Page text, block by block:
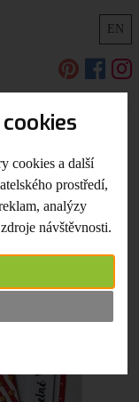
cookies a další
prostředí,
analýzy
návštěvnosti.
EN
přání
je nejvyšší čas na
stromečky z